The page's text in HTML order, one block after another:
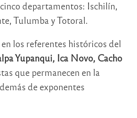
departamentos: Ischilín,
Tulumba y Totoral.
los referentes históricos del
Yupanqui, Ica Novo, Cacho
que permanecen en la
de exponentes